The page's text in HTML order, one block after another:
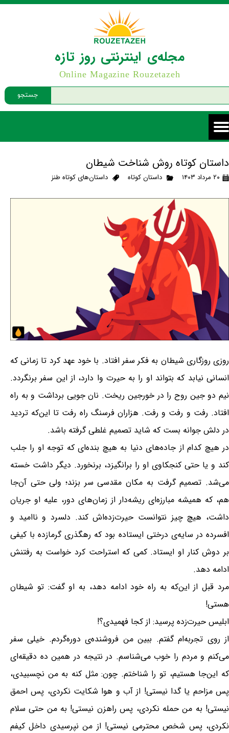
جستجو
مجله‌ی اینترنتی روز تازه
Online Magazine Rouzetazeh
داستان کوتاه روش شناخت شیطان
۲۰ مرداد ۱۴۰۳ داستان کوتاه داستان‌های کوتاه طنز
روزی روزگاری شیطان به فکر سفر افتاد. با خود عهد کرد تا زمانی که
انسانی نیابد که بتواند او را به حیرت وا دارد، از این سفر برنگردد.
نیم دو جین روح را در خورجین ریخت. نان جویی برداشت و به راه
افتاد. رفت و رفت و رفت. هزاران فرسنگ راه رفت تا این‌که تردید
در دلش جوانه بست که شاید تصمیم غلطی گرفته باشد.
در هیچ کدام از جاده‌های دنیا به هیچ بنده‌ای که توجه او را جلب
کند و یا حتی کنجکاوی او را برانگیزد، برنخورد. دیگر داشت خسته
می‌شد. تصمیم گرفت به مکان مقدسی سر بزند؛ ولی حتی آن‌جا
هم، که همیشه مبارزه‌ای ریشه‌دار از زمان‌های دور، علیه او جریان
داشت، هیچ چیز نتوانست حیرت‌زده‌اش کند. دلسرد و ناامید و
افسرده در سایه‌ی درختی ایستاده بود که رهگذری گرمازده با کیفی
بر دوش کنار او ایستاد. کمی که استراحت کرد خواست به رفتنش
ادامه دهد.
مرد قبل از این‌که به راه خود ادامه دهد، به او گفت: تو شیطان
هستی!
ابلیس حیرت‌زده پرسید: از کجا فهمیدی؟!
از روی تجربه‌ام گفتم. ببین من فروشنده‌ی دوره‌گردم. خیلی سفر
می‌کنم و مردم را خوب می‌شناسم. در نتیجه در همین ده دقیقه‌ای
که این‌جا هستیم، تو را شناختم. چون: مثل کنه به من نچسبیدی،
پس مزاحم یا گدا نیستی! از آب و هوا شکایت نکردی، پس احمق
نیستی! به من حمله نکردی، پس راهزن نیستی! به من حتی سلام
نکردی، پس شخص محترمی نیستی! از من نپرسیدی داخل کیفم